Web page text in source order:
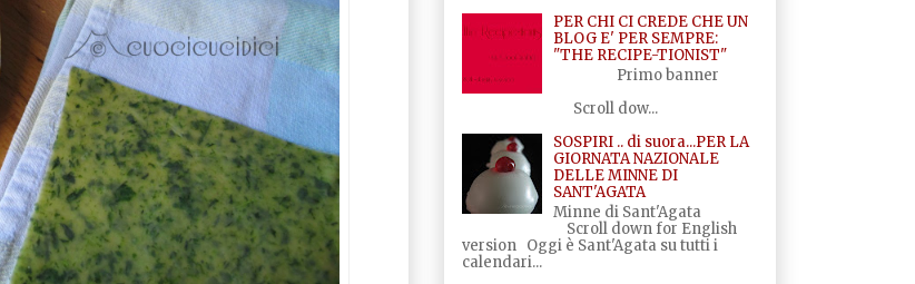
PER CHI CI CREDE CHE UN
BLOG E' PER SEMPRE:
"THE RECIPE-TIONIST"
Primo banner
Scroll dow...
SOSPIRI .. di suora...PER LA
GIORNATA NAZIONALE
DELLE MINNE DI
SANT'AGATA
Minne di Sant'Agata
Scroll down for English
version Oggi è Sant'Agata su tutti i
calendari...